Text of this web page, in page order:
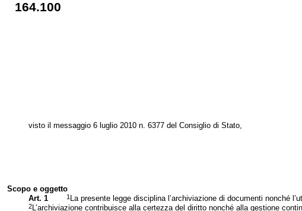
164.100
visto il messaggio 6 luglio 2010 n. 6377 del Consiglio di Stato,
Scopo e oggetto
Art. 1
1La presente legge disciplina l’archiviazione di documenti nonché
2L’archiviazione contribuisce alla certezza del diritto nonché alla gestione